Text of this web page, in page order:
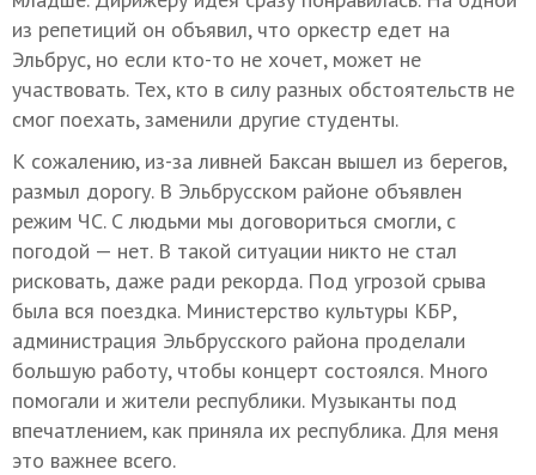
из репетиций он объявил, что оркестр едет на
Эльбрус, но если кто-то не хочет, может не
участвовать. Тех, кто в силу разных обстоятельств не
смог поехать, заменили другие студенты.
К сожалению, из-за ливней Баксан вышел из берегов,
размыл дорогу. В Эльбрусском районе объявлен
режим ЧС. С людьми мы договориться смогли, с
погодой — нет. В такой ситуации никто не стал
рисковать, даже ради рекорда. Под угрозой срыва
была вся поездка. Министерство культуры КБР,
администрация Эльбрусского района проделали
большую работу, чтобы концерт состоялся. Много
помогали и жители республики. Музыканты под
впечатлением, как приняла их республика. Для меня
это важнее всего.